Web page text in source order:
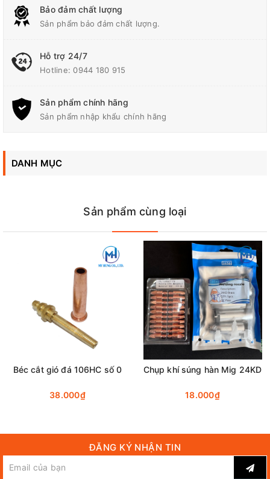
Bảo đảm chất lượng
Sản phẩm bảo đảm chất lượng.
Hỗ trợ 24/7
Hotline:0944 180 915
Sản phẩm chính hãng
Sản phẩm nhập khẩu chính hãng
DANH MỤC
Sản phẩm cùng loại
Béc cắt gió đá 106HC số 0
38.000₫
Chụp khí súng hàn Mig 24KD
18.000₫
ĐĂNG KÝ NHẬN TIN